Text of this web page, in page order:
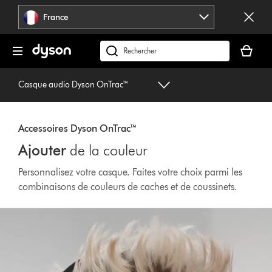
Sauter
pages
France
Rechercher
des
produits
panier
est
Casque audio Dyson OnTrac™
Afficher
de
vidéo
Accessoires Dyson OnTrac™
Ajouter de la couleur
Personnalisez votre casque. Faites votre choix parmi les
combinaisons de couleurs de caches et de coussinets.